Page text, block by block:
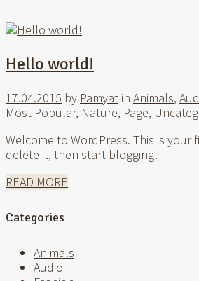
Hello world!
17.04.2015 by Pamyat in Animals,
Most Popular, Nature, Page,
Welcome to WordPress. This is your
delete it, then start blogging!
READ MORE
Categories
Animals
Audio